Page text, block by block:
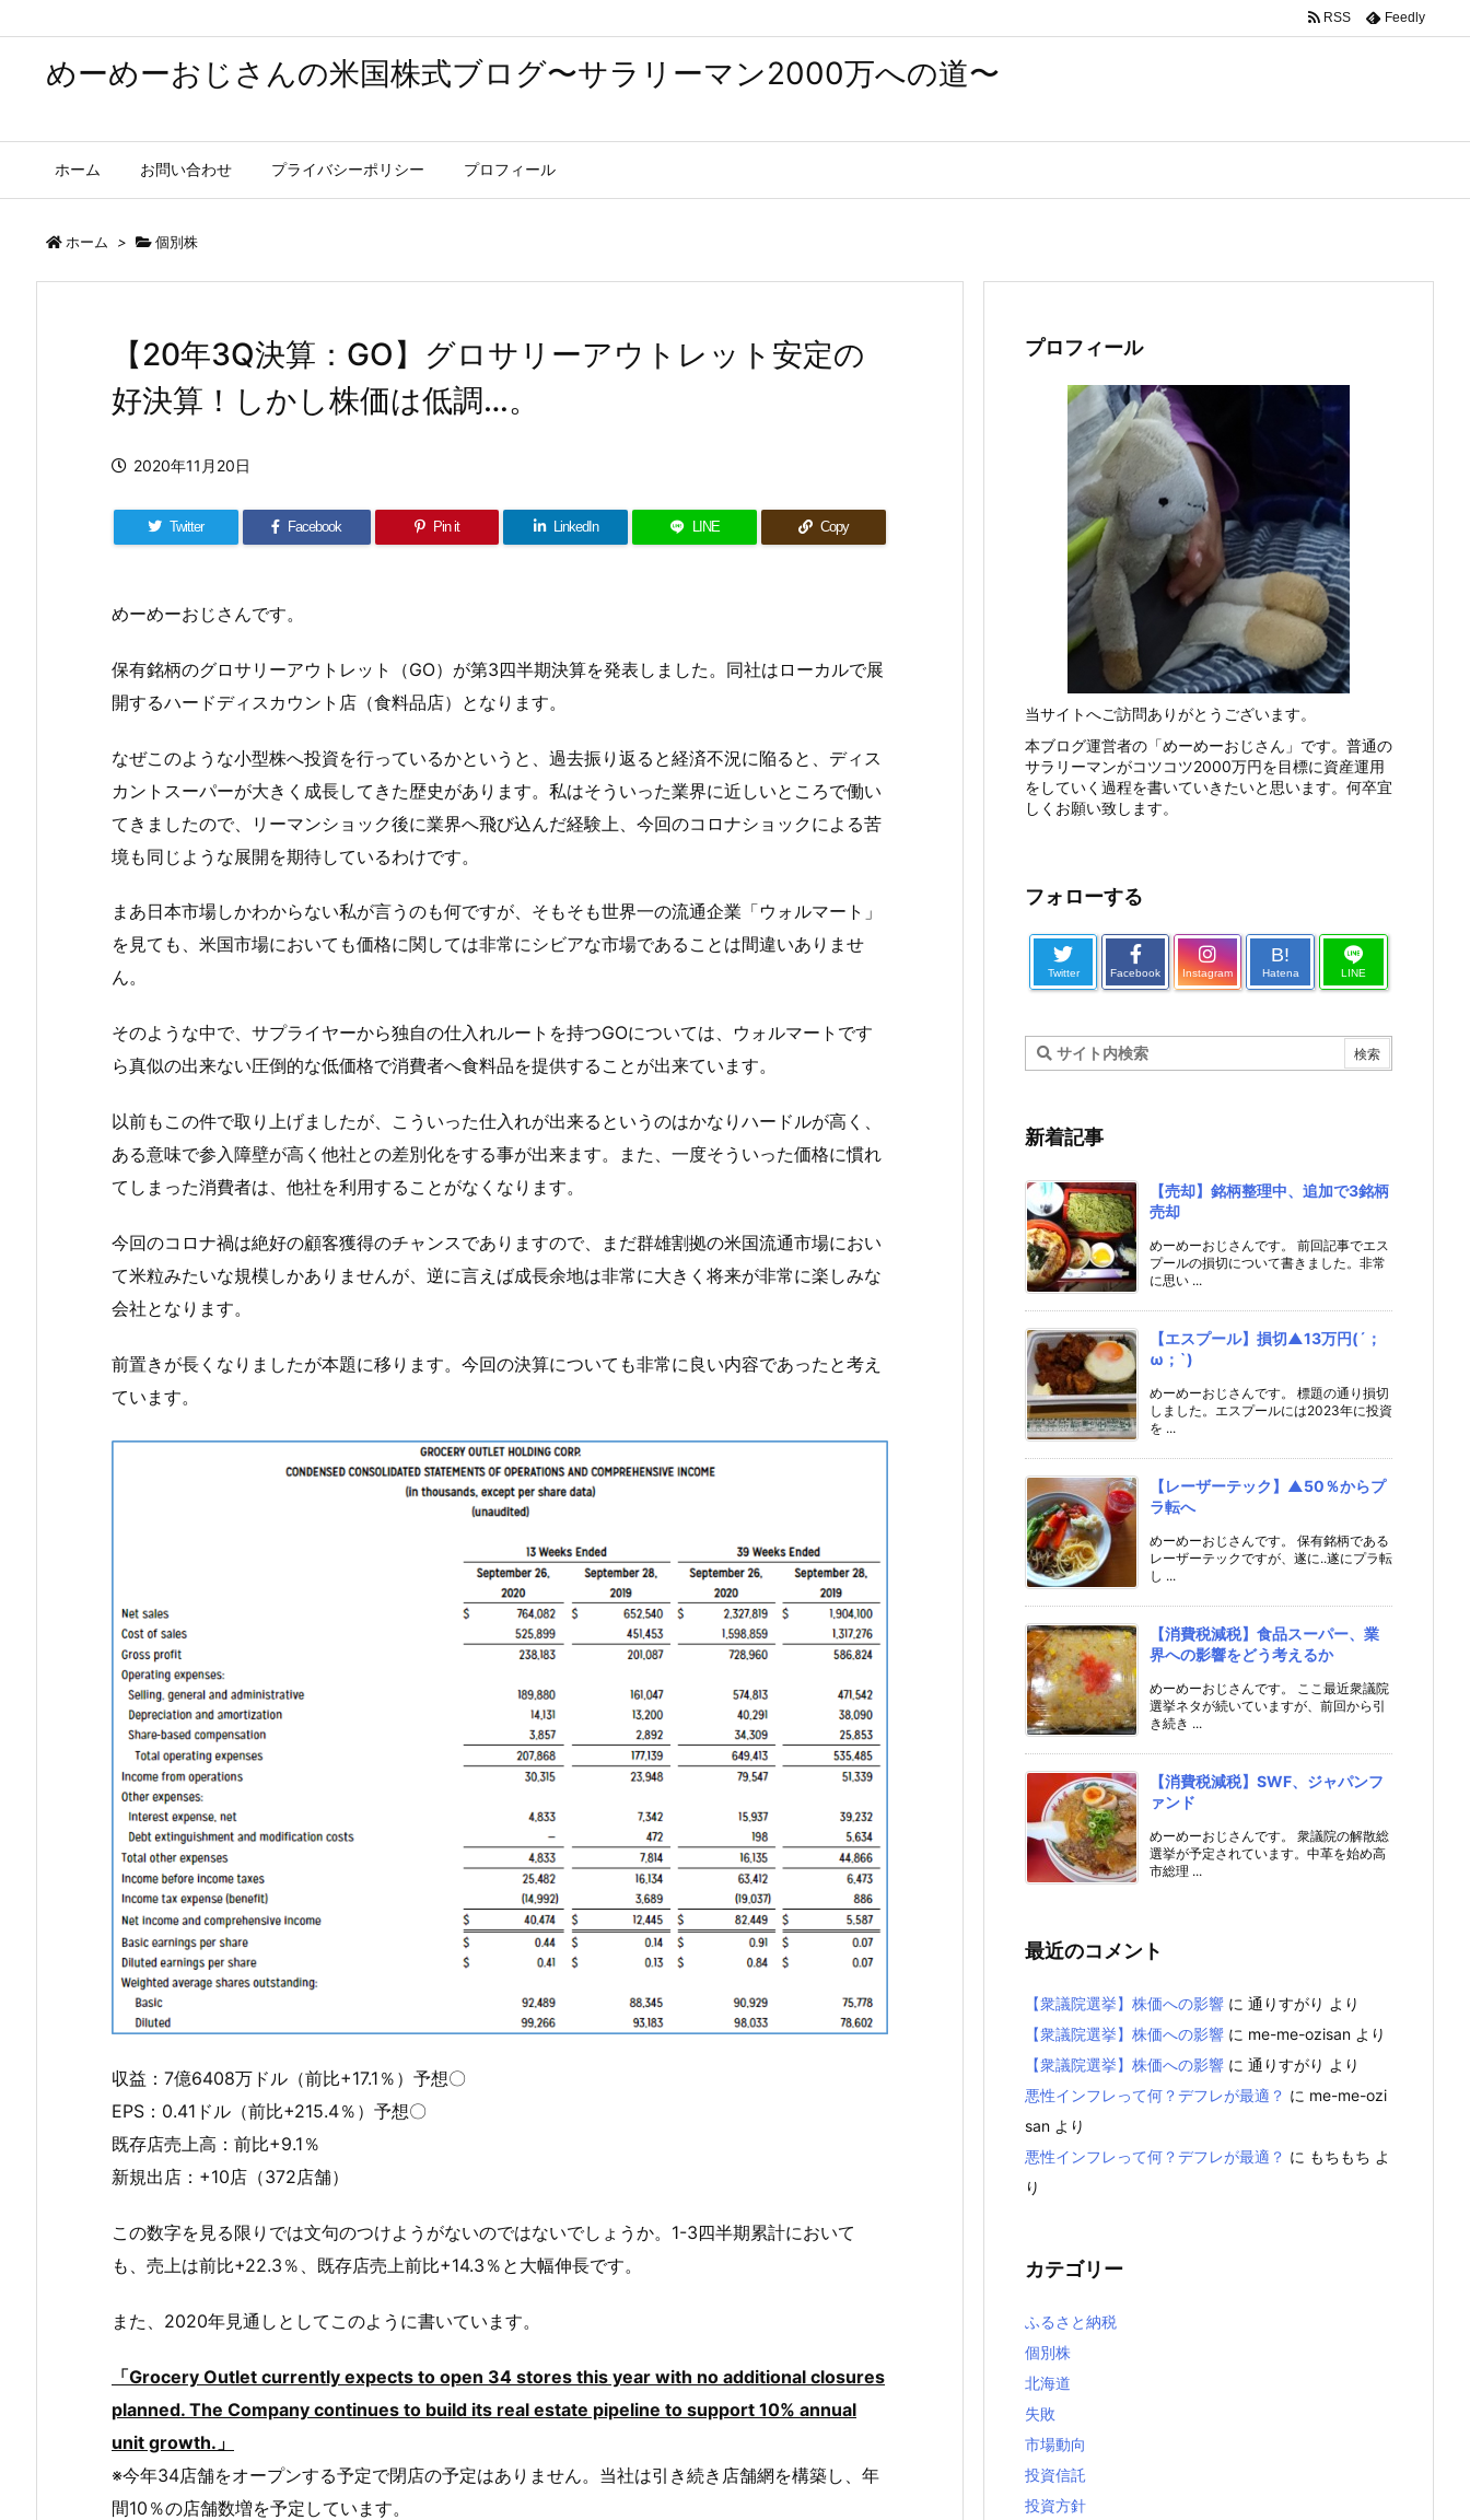
めーめーおじさんの米国株式ブログ〜サラリーマン2000万への道〜
ホーム お問い合わせ プライバシーポリシー プロフィール
RSS Feedly
ホーム > 個別株
【20年3Q決算：GO】グロサリーアウトレット安定の
好決算！しかし株価は低調…。
2020年11月20日
Twitter Facebook Pin it LinkedIn LINE Copy
めーめーおじさんです。
保有銘柄のグロサリーアウトレット（GO）が第3四半期決算を発表しました。同社はローカルで展
開するハードディスカウント店（食料品店）となります。
なぜこのような小型株へ投資を行っているかというと、過去振り返ると経済不況に陥ると、ディス
カントスーパーが大きく成長してきた歴史があります。私はそういった業界に近しいところで働い
てきましたので、リーマンショック後に業界へ飛び込んだ経験上、今回のコロナショックによる苦
境も同じような展開を期待しているわけです。
まあ日本市場しかわからない私が言うのも何ですが、そもそも世界一の流通企業「ウォルマート」
を見ても、米国市場においても価格に関しては非常にシビアな市場であることは間違いありませ
ん。
そのような中で、サプライヤーから独自の仕入れルートを持つGOについては、ウォルマートです
ら真似の出来ない圧倒的な低価格で消費者へ食料品を提供することが出来ています。
以前もこの件で取り上げましたが、こういった仕入れが出来るというのはかなりハードルが高く、
ある意味で参入障壁が高く他社との差別化をする事が出来ます。また、一度そういった価格に慣れ
てしまった消費者は、他社を利用することがなくなります。
今回のコロナ禍は絶好の顧客獲得のチャンスでありますので、まだ群雄割拠の米国流通市場におい
て米粒みたいな規模しかありませんが、逆に言えば成長余地は非常に大きく将来が非常に楽しみな
会社となります。
前置きが長くなりましたが本題に移ります。今回の決算についても非常に良い内容であったと考え
ています。
収益：7億6408万ドル（前比+17.1％）予想〇
EPS：0.41ドル（前比+215.4％）予想〇
既存店売上高：前比+9.1％
新規出店：+10店（372店舗）
この数字を見る限りでは文句のつけようがないのではないでしょうか。1-3四半期累計において
も、売上は前比+22.3％、既存店売上前比+14.3％と大幅伸長です。
また、2020年見通しとしてこのように書いています。
「Grocery Outlet currently expects to open 34 stores this year with no additional closures
planned. The Company continues to build its real estate pipeline to support 10% annual
unit growth.」
※今年34店舗をオープンする予定で閉店の予定はありません。当社は引き続き店舗網を構築し、年
間10％の店舗数増を予定しています。
プロフィール
当サイトへご訪問ありがとうございます。
本ブログ運営者の「めーめーおじさん」です。普通の
サラリーマンがコツコツ2000万円を目標に資産運用
をしていく過程を書いていきたいと思います。何卒宜
しくお願い致します。
フォローする
Twitter Facebook Instagram
B!
Hatena LINE
新着記事
【売却】銘柄整理中、追加で3銘柄
売却
めーめーおじさんです。 前回記事でエス
プールの損切について書きました。非常
に思い ...
【エスプール】損切▲13万円(´；
ω；`)
めーめーおじさんです。 標題の通り損切
しました。エスプールには2023年に投資
を ...
【レーザーテック】▲50％からプ
ラ転へ
めーめーおじさんです。 保有銘柄である
レーザーテックですが、遂に..遂にプラ転
し ...
【消費税減税】食品スーパー、業
界への影響をどう考えるか
めーめーおじさんです。 ここ最近衆議院
選挙ネタが続いていますが、前回から引
き続き ...
【消費税減税】SWF、ジャパンフ
ァンド
めーめーおじさんです。 衆議院の解散総
選挙が予定されています。中革を始め高
市総理 ...
最近のコメント
【衆議院選挙】株価への影響 に 通りすがり より
【衆議院選挙】株価への影響 に me-me-ozisan より
【衆議院選挙】株価への影響 に 通りすがり より
悪性インフレって何？デフレが最適？ に me-me-ozi
san より
悪性インフレって何？デフレが最適？ に もちもち よ
り
カテゴリー
ふるさと納税
個別株
北海道
失敗
市場動向
投資信託
投資方針